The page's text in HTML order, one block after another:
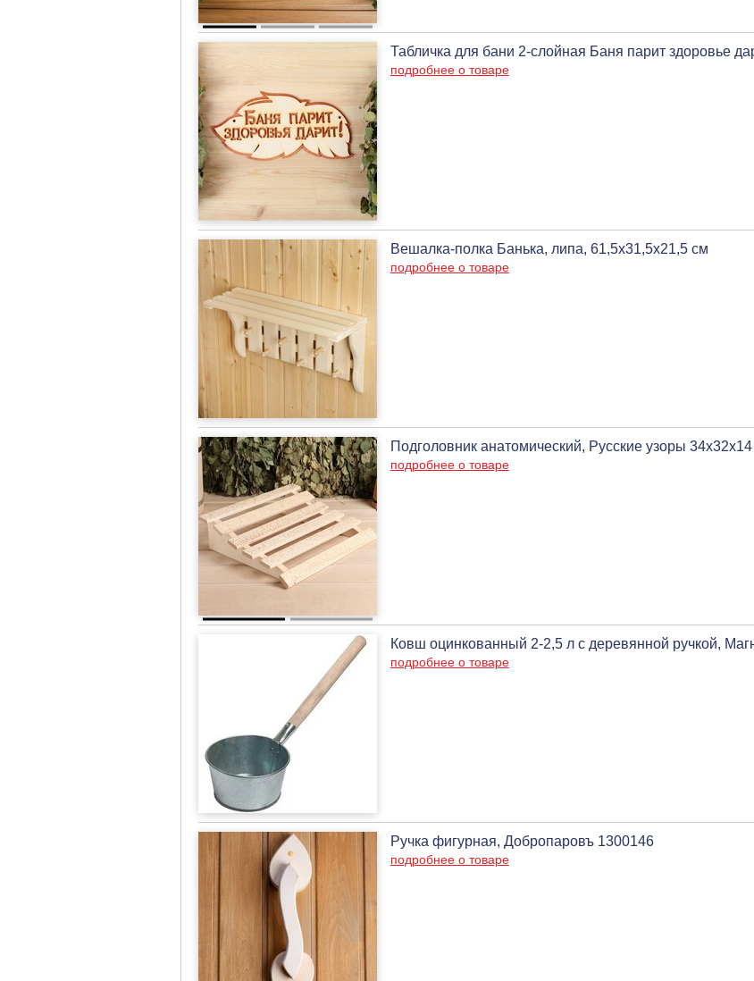
Табличка для бани 2-слойная Баня парит здоровье
подробнее о товаре
Вешалка-полка Банька, липа, 61,5х31,5х21,5 см
подробнее о товаре
Подголовник анатомический, Русские узоры
подробнее о товаре
Ковш оцинкованный 2-2,5 л с деревянной ручкой,
подробнее о товаре
Ручка фигурная, Добропаровъ 1300146
подробнее о товаре